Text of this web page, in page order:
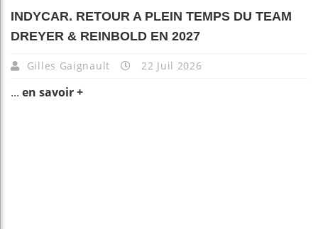
INDYCAR. RETOUR A PLEIN TEMPS DU TEAM
DREYER & REINBOLD EN 2027
Gilles Gaignault 22 Juil 2026
... en savoir +